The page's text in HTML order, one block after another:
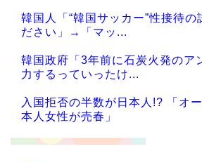
韓国人「“韓国サッカー”性接待の
ださい」→「マッ...
韓国政府「3年前に石炭火発のア
力するっていったけ...
入国拒否の半数が日本人!? 「オ
本人女性が売春」